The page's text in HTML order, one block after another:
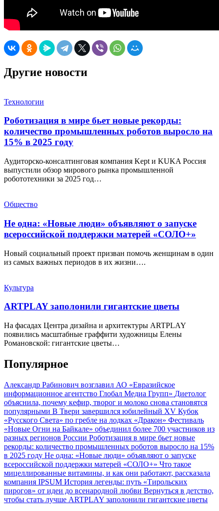
Другие новости
Технологии
Роботизация в мире бьет новые рекорды:
количество промышленных роботов выросло на
15% в 2025 году
Аудиторско-консалтинговая компания Kept и KUKA Россия
выпустили обзор мирового рынка промышленной
робототехники за 2025 год…
Общество
Не одна: «Новые люди» объявляют о запуске
всероссийской поддержки матерей «СОЛО+»
Новый социальный проект призван помочь женщинам в один
из самых важных периодов в их жизни….
Культура
ARTPLAY заполонили гигантские цветы
На фасадах Центра дизайна и архитектуры ARTPLAY
появились масштабные граффити художницы Елены
Романовской: гигантские цветы…
Популярное
Александр Рабинович возглавил АО «Евразийское
информационное агентство Глобал Медиа Групп» Диетолог
объяснила, почему кефир, творог и молоко снова становятся
популярными В Твери завершился юбилейный XV Кубок
«Русского Света» по гребле на лодках «Дракон» Фестиваль
«Новые Огни на Байкале» объединил более 700 участников из
разных регионов России Роботизация в мире бьет новые
рекорды: количество промышленных роботов выросло на 15%
в 2025 году Не одна: «Новые люди» объявляют о запуске
всероссийской поддержки матерей «СОЛО+» Что такое
мицеллированные витамины, и как они работают, рассказала
компания IPSUM История легенды: путь «Тирольских
пирогов» от идеи до всенародной любви Вернуться в детство,
чтобы стать лучше ARTPLAY заполонили гигантские цветы